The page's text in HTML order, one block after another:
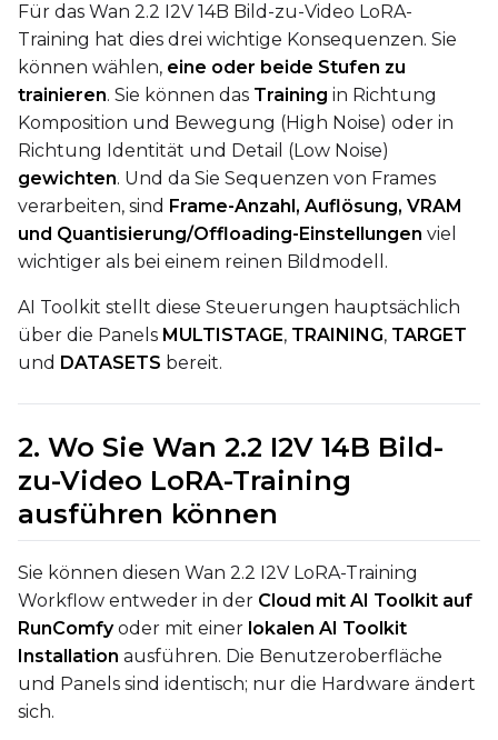
ToggleDifferential
Differential Output
ToggleBlank Prompt
Blank Prompt
Other
ToggleContrastive
Contrastive Guidance
VALIDATION
ADVANCED
You have no
come back here.
Dataset1
Target Dataset
Select...
Für das Wan 2.2 I2V 14B Bild-zu-Video LoRA-
Training hat dies drei wichtige Konsequenzen. Sie
können wählen, eine oder beide Stufen zu
trainieren. Sie können das Training in Richtung
Komposition und Bewegung (High Noise) oder in
Richtung Identität und Detail (Low Noise)
gewichten. Und da Sie Sequenzen von Frames
verarbeiten, sind Frame-Anzahl, Auflösung, VRAM
und Quantisierung/Offloading-Einstellungen viel
wichtiger als bei einem reinen Bildmodell.
AI Toolkit stellt diese Steuerungen hauptsächlich
über die Panels MULTISTAGE, TRAINING, TARGET
und DATASETS bereit.
2. Wo Sie Wan 2.2 I2V 14B Bild-
zu-Video LoRA-Training
ausführen können
Sie können diesen Wan 2.2 I2V LoRA-Training
Workflow entweder in der Cloud mit AI Toolkit auf
RunComfyoder mit einer lokalen AI Toolkit
Installation ausführen. Die Benutzeroberfläche
und Panels sind identisch; nur die Hardware ändert
sich.